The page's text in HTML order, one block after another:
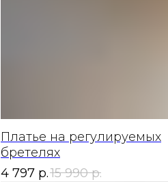
Платье на регулируемых
бретелях
4 797 р.15 990 р.